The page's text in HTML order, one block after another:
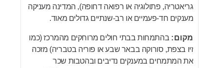
גריאטריה, פתולוגיה או רפואה דחופה), המדינה מעניקה
מענקים חד-פעמיים או רב-שנתיים גדולים מאוד.
מקום: בהתמחות בבתי חולים מרוחקים מהמרכז (כמו
זיו בצפת, סורוקה בבאר שבע או פוריה בטבריה) מזכה
את המתמחים במענקים נדיבים ובהטבות שכר